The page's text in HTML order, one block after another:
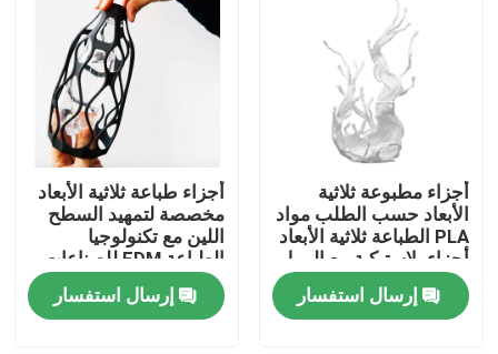
المنزل
أجزاء مطبوعة ثلاثية
الأبعاد حسب الطلب مواد
PLA الطباعة ثلاثية الأبعاد
أجزاء بلاستيكية مع الرمل
إرسال استفسار
أجزاء طباعة ثلاثية الأبعاد
مخصصة لتمهيد السطح
اللين مع تكنولوجيا
الطباعة FDM للصناعات
الصناعية
إرسال استفسار